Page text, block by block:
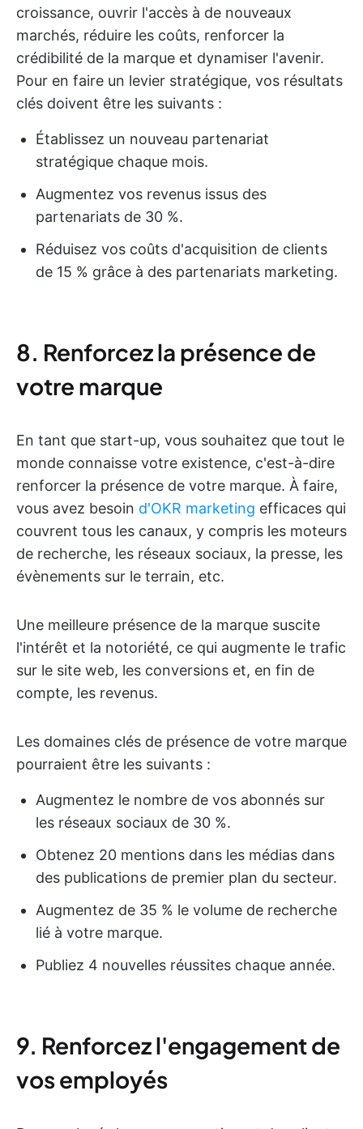
croissance, ouvrir l'accès à de nouveaux
marchés, réduire les coûts, renforcer la
crédibilité de la marque et dynamiser l'avenir.
Pour en faire un levier stratégique, vos résultats
clés doivent être les suivants :
Établissez un nouveau partenariat
stratégique chaque mois.
Augmentez vos revenus issus des
partenariats de 30 %.
Réduisez vos coûts d'acquisition de clients
de 15 % grâce à des partenariats marketing.
8. Renforcez la présence de
votre marque
En tant que start-up, vous souhaitez que tout le
monde connaisse votre existence, c'est-à-dire
renforcer la présence de votre marque. À faire,
vous avez besoin d'OKR marketing efficaces qui
couvrent tous les canaux, y compris les moteurs
de recherche, les réseaux sociaux, la presse, les
évènements sur le terrain, etc.
Une meilleure présence de la marque suscite
l'intérêt et la notoriété, ce qui augmente le trafic
sur le site web, les conversions et, en fin de
compte, les revenus.
Les domaines clés de présence de votre marque
pourraient être les suivants :
Augmentez le nombre de vos abonnés sur
les réseaux sociaux de 30 %.
Obtenez 20 mentions dans les médias dans
des publications de premier plan du secteur.
Augmentez de 35 % le volume de recherche
lié à votre marque.
Publiez 4 nouvelles réussites chaque année.
9. Renforcez l'engagement de
vos employés